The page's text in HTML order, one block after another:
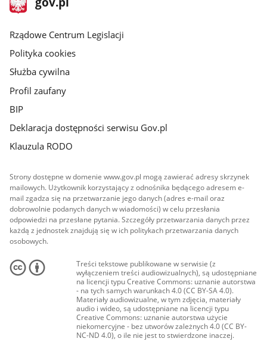
gov.pl
Rządowe Centrum Legislacji
Polityka cookies
Służba cywilna
Profil zaufany
BIP
Deklaracja dostępności serwisu Gov.pl
Klauzula RODO
Strony dostępne w domenie www.gov.pl mogą zawierać adresy skrzynek
mailowych. Użytkownik korzystający z odnośnika będącego adresem e-
mail zgadza się na przetwarzanie jego danych (adres e-mail oraz
dobrowolnie podanych danych w wiadomości) w celu przesłania
odpowiedzi na przesłane pytania. Szczegóły przetwarzania danych przez
każdą z jednostek znajdują się w ich politykach przetwarzania danych
osobowych.
Treści tekstowe publikowane w serwisie (z
wyłączeniem treści audiowizualnych), są udostępniane
na licencji typu Creative Commons: uznanie autorstwa
- na tych samych warunkach 4.0 (CC BY-SA 4.0).
Materiały audiowizualne, w tym zdjęcia, materiały
audio i wideo, są udostępniane na licencji typu
Creative Commons: uznanie autorstwa użycie
niekomercyjne - bez utworów zależnych 4.0 (CC BY-
NC-ND 4.0), o ile nie jest to stwierdzone inaczej.